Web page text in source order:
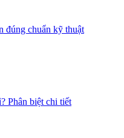
đúng chuẩn kỹ thuật
Phân biệt chi tiết